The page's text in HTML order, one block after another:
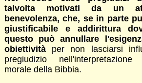
talvolta motivati da un
benevolenza, che, se in parte
giustificabile e addirittura
questo può annullare
obiettivitàper non lasciarsi
pregiudizio nell'interpretazione
morale della Bibbia.